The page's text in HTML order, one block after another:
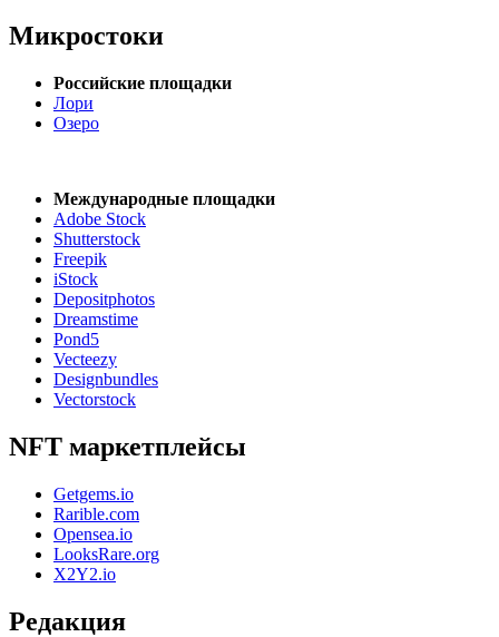
Микростоки
Российские площадки
Лори
Озеро
Международные площадки
Adobe Stock
Shutterstock
Freepik
iStock
Depositphotos
Dreamstime
Pond5
Vecteezy
Designbundles
Vectorstock
NFT маркетплейсы
Getgems.io
Rarible.com
Opensea.io
LooksRare.org
X2Y2.io
Редакция